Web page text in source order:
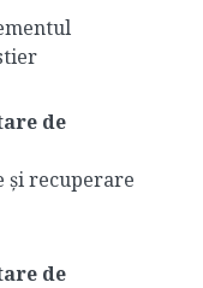
de
și recuperare
de